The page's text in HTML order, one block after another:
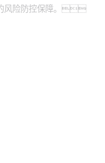
的风险防控保障。